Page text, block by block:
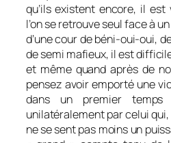
qu’ils existent encore, il
l’on se retrouve seul face à
d’une cour de béni-oui-oui,
de semi mafieux, il est
et même quand après de
pensez avoir emporté une
dans un premier
unilatéralement par celui
ne se sent pas moins un